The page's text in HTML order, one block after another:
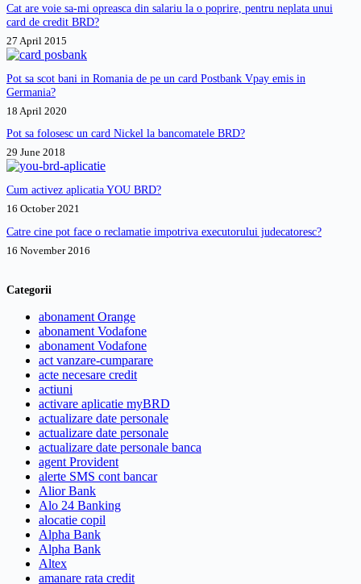
Cat are voie sa-mi opreasca din salariu la o poprire, pentru neplata unui
card de credit BRD?
27 April 2015
Pot sa scot bani in Romania de pe un card Postbank Vpay emis in
Germania?
18 April 2020
Pot sa folosesc un card Nickel la bancomatele BRD?
29 June 2018
Cum activez aplicatia YOU BRD?
16 October 2021
Catre cine pot face o reclamatie impotriva executorului judecatoresc?
16 November 2016
Categorii
abonament Orange
abonament Vodafone
abonament Vodafone
act vanzare-cumparare
acte necesare credit
actiuni
activare aplicatie myBRD
actualizare date personale
actualizare date personale
actualizare date personale banca
agent Provident
alerte SMS cont bancar
Alior Bank
Alo 24 Banking
alocatie copil
Alpha Bank
Alpha Bank
Altex
amanare rata credit